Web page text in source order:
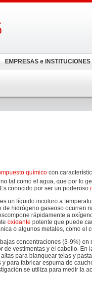
químico con
tal como el agua, que por lo
conocido por ser un poderoso
un líquido incoloro a
hidrógeno gaseoso ocurren
rápidamente a
oxidante potente que puede
o algunos metales, como el
concentraciones (3-9%) en
de vestimentas y el cabello. En
para blanquear telas y
y para fabricar espuma de
se utiliza para medir la
EMPRESAS e INSTITUCIONES